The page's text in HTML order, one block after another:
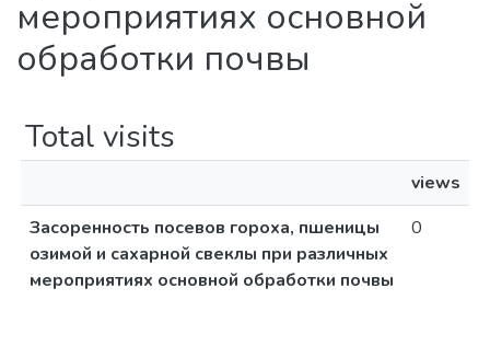
мероприятиях основной
обработки почвы
Total visits
views
Засоренность посевов гороха, пшеницы
озимой и сахарной свеклы при различных
мероприятиях основной обработки почвы
0